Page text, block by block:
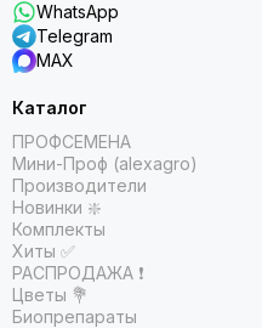
WhatsApp
Telegram
MAX
Каталог
ПРОФСЕМЕНА
Мини-Проф (alexagro)
Производители
Новинки ❇️
Комплекты
Хиты ✅
РАСПРОДАЖА ❗️
Цветы 💐
Биопрепараты